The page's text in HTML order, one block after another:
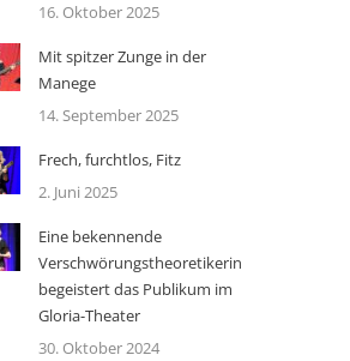
16. Oktober 2025
Mit spitzer Zunge in der
Manege
14. September 2025
Frech, furchtlos, Fitz
2. Juni 2025
Eine bekennende
Verschwörungstheoretikerin
begeistert das Publikum im
Gloria-Theater
30. Oktober 2024